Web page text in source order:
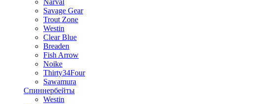
Narval
Savage Gear
Trout Zone
Westin
Clear Blue
Breaden
Fish Arrow
Noike
Thirty34Four
Sawamura
Спиннербейты
Westin